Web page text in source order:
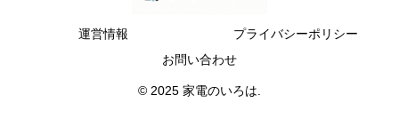
運営情報
プライバシーポリシー
お問い合わせ
© 2025 家電のいろは.